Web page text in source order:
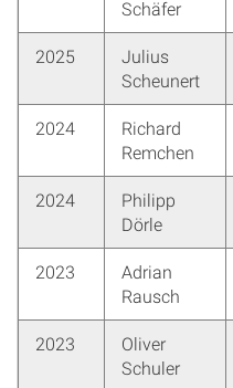
Schäfer
2025
Julius
Scheunert
2024
Richard
Remchen
2024
Philipp
Dörle
2023
Adrian
Rausch
2023
Oliver
Schuler